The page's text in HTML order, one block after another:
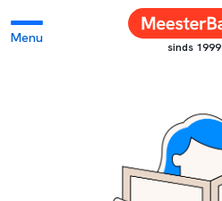
Menu
sinds 1999